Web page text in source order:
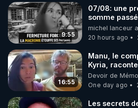
9:55
07/08: une
somme
une dictature
taire ses
michel lanceur
20 hours ago
16:55
Manu, le
Kyria,
vue musclée.
Devoir de
One day ago
Les secrets